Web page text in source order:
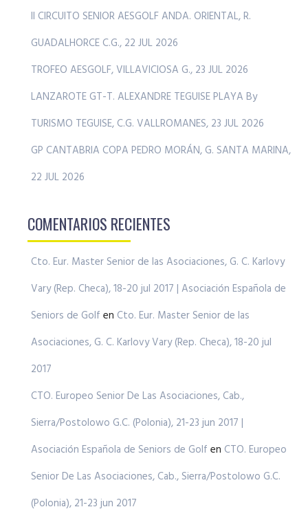
II CIRCUITO SENIOR AESGOLF ANDA. ORIENTAL, R.
GUADALHORCE C.G., 22 JUL 2026
TROFEO AESGOLF, VILLAVICIOSA G., 23 JUL 2026
LANZAROTE GT-T. ALEXANDRE TEGUISE PLAYA By
TURISMO TEGUISE, C.G. VALLROMANES, 23 JUL 2026
GP CANTABRIA COPA PEDRO MORÁN, G. SANTA MARINA,
22 JUL 2026
COMENTARIOS RECIENTES
Cto. Eur. Master Senior de las Asociaciones, G. C. Karlovy
Vary (Rep. Checa), 18-20 jul 2017 | Asociación Española de
Seniors de Golf en Cto. Eur. Master Senior de las
Asociaciones, G. C. Karlovy Vary (Rep. Checa), 18-20 jul
2017
CTO. Europeo Senior De Las Asociaciones, Cab.,
Sierra/Postolowo G.C. (Polonia), 21-23 jun 2017 |
Asociación Española de Seniors de Golf en CTO. Europeo
Senior De Las Asociaciones, Cab., Sierra/Postolowo G.C.
(Polonia), 21-23 jun 2017